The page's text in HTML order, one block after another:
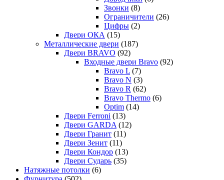
Звонки (8)
Ограничители (26)
Цифры (2)
Двери ОКА (15)
Металлические двери (187)
Двери BRAVO (92)
Входные двери Bravo (92)
Bravo L (7)
Bravo N (3)
Bravo R (62)
Bravo Thermo (6)
Optim (14)
Двери Ferroni (13)
Двери GARDA (12)
Двери Гранит (11)
Двери Зенит (11)
Двери Кондор (13)
Двери Сударь (35)
Натяжные потолки (6)